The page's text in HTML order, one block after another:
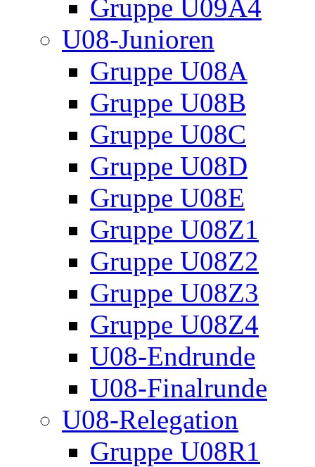
Gruppe U09A4
U08-Junioren
Gruppe U08A
Gruppe U08B
Gruppe U08C
Gruppe U08D
Gruppe U08E
Gruppe U08Z1
Gruppe U08Z2
Gruppe U08Z3
Gruppe U08Z4
U08-Endrunde
U08-Finalrunde
U08-Relegation
Gruppe U08R1